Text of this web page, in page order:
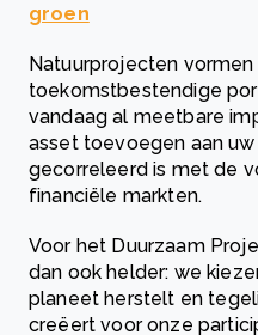
groen
Natuurprojecten
toekomstbestendige
vandaag al meetbare
asset toevoegen aan
gecorreleerd is met de
financiële markten.
Voor het Duurzaam
dan ook helder: we
planeet herstelt en
creëert voor onze